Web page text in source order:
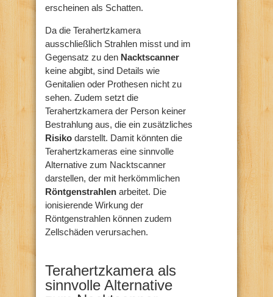
erscheinen als Schatten.
Da die Terahertzkamera
ausschließlich Strahlen misst und im
Gegensatz zu den Nacktscanner
keine abgibt, sind Details wie
Genitalien oder Prothesen nicht zu
sehen. Zudem setzt die
Terahertzkamera der Person keiner
Bestrahlung aus, die ein zusätzliches
Risiko darstellt. Damit könnten die
Terahertzkameras eine sinnvolle
Alternative zum Nacktscanner
darstellen, der mit herkömmlichen
Röntgenstrahlen arbeitet. Die
ionisierende Wirkung der
Röntgenstrahlen können zudem
Zellschäden verursachen.
Terahertzkamera als
sinnvolle Alternative